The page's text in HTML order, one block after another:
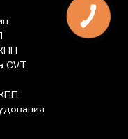
CVT
КНОПКА
ЗВ'ЯЗКУ